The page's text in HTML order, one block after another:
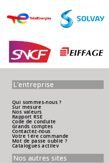
L'entreprise
Qui sommes-nous ?
Sur mesure
Nos valeurs
Rapport RSE
Code de conduite
Grands comptes
Contactez-nous
Votre 1ére commande
Mot de passe oublié ?
Catalogues actilev
Nos autres sites